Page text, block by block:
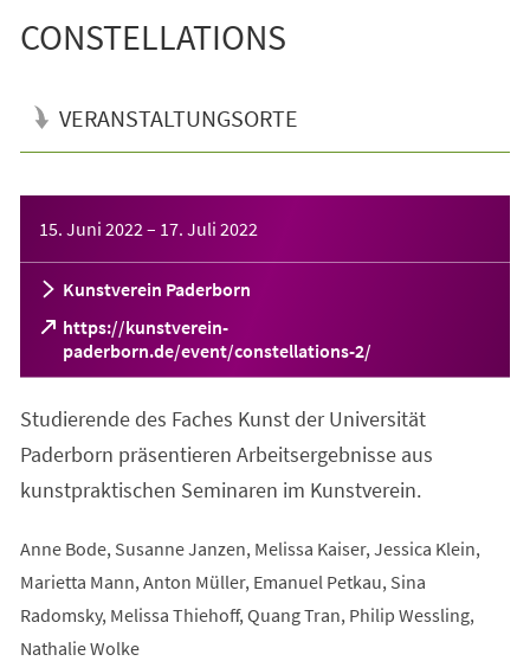
CONSTELLATIONS
VERANSTALTUNGSORTE
15. Juni 2022 – 17. Juli 2022
Kunstverein Paderborn
https://kunstverein-
paderborn.de/event/constellations-2/
(Öffnet
in
neuen
Tab)
Studierende des Faches Kunst der Universität
Paderborn präsentieren Arbeitsergebnisse aus
kunstpraktischen Seminaren im Kunstverein.
Anne Bode, Susanne Janzen, Melissa Kaiser, Jessica Klein,
Marietta Mann, Anton Müller, Emanuel Petkau, Sina
Radomsky, Melissa Thiehoff, Quang Tran, Philip Wessling,
Nathalie Wolke